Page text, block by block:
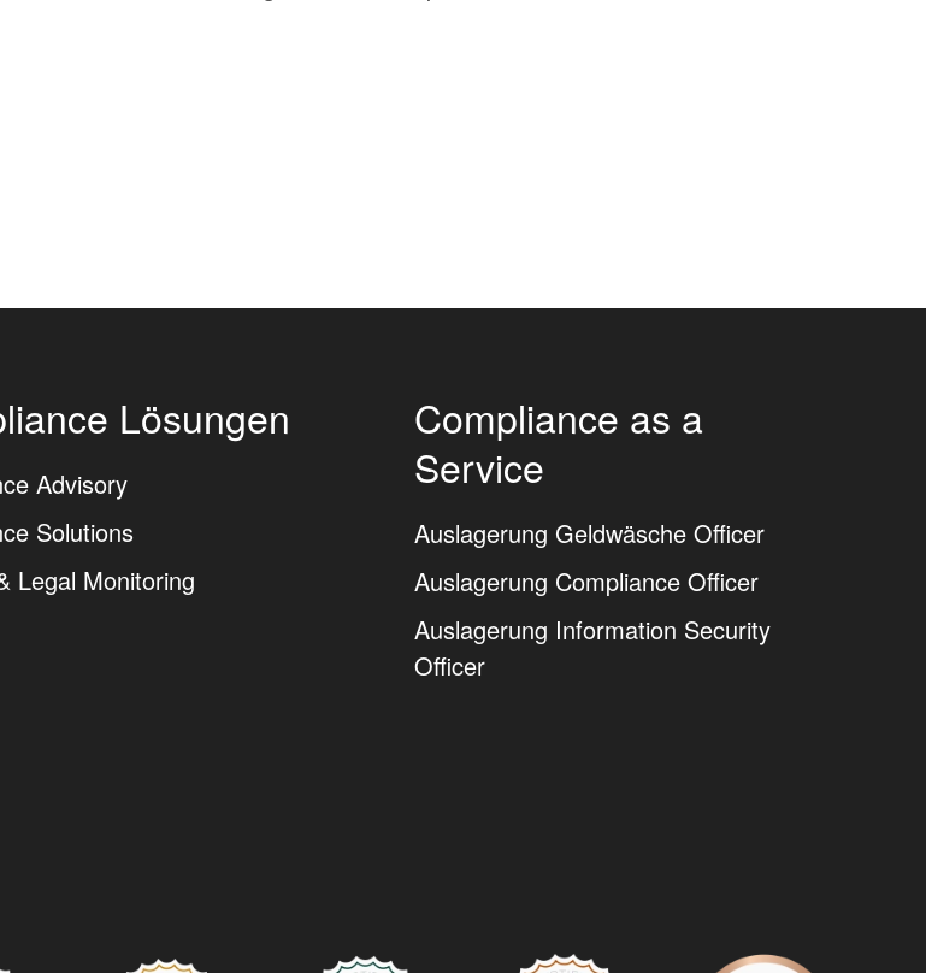
Lösungen
Advisory
Solutions
Legal Monitoring
Compliance as a
Service
Auslagerung Geldwäsche Officer
Auslagerung Compliance Officer
Auslagerung Information Security
Officer